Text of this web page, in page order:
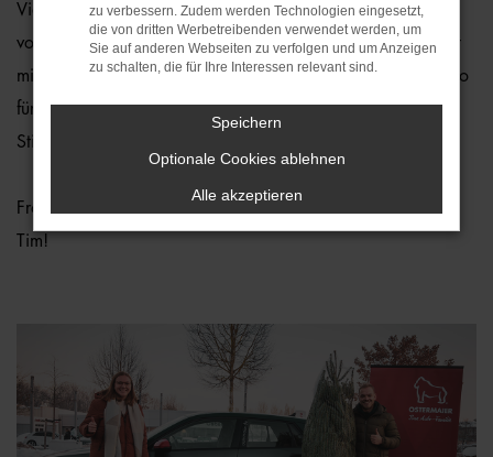
Viel Stauraum für den Heimtransport bot ihm sein Audi Q2
von
RENT.OS, den er seit diesem Sommer fährt. Gebrandet
mit stylischerTigers-Beklebungist es genau das richtige Auto
für einen talentierten Sportler wie Tim, denn es verkörpert
Stil, Power und Komfort!
Frohe Weihnachten und weiterhin viel Erfolg auf dem Eis,
Tim!
zu verbessern. Zudem werden Technologien eingesetzt,
die von dritten Werbetreibenden verwendet werden, um
Sie auf anderen Webseiten zu verfolgen und um Anzeigen
zu schalten, die für Ihre Interessen relevant sind.
Speichern
Optionale Cookies ablehnen
Alle akzeptieren